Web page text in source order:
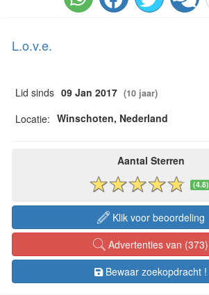
L.o.v.e.
Lid sinds 09 Jan 2017 (10 jaar)
Locatie: Winschoten, Nederland
Aantal Sterren
(4.8)
Klik voor beoordeling
Advertenties van (373)
Bewaar zoekopdracht !